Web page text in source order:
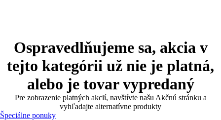
Ospravedlňujeme sa, akcia v
tejto kategórii už nie je platná,
alebo je tovar vypredaný
Pre zobrazenie platných akcií, navštívte našu Akčnú stránku a
vyhľadajte alternatívne produkty
Špeciálne ponuky